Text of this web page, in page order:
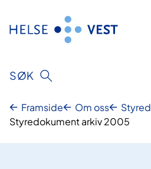
innhald
SØK
Framside Om oss
Styredokument arkiv 2005